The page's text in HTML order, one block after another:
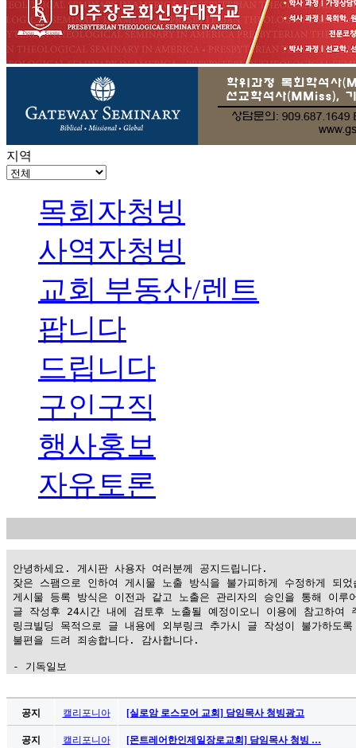
지역
목회자청빙
사역자청빙
교회 부동산/렌트
팝니다
드립니다
구인구직
행사홍보
자유토론
안녕하세요. 게시판 사용자 여러분께 공지드립니다.
잦은 스팸으로 인하여 게시물 노출 방식을 불가피하게 수정하게 되었
게시물 등록 방식은 이전과 같고 노출은 관리자의 승인을 통해 이루
글 작성후 24시간 내에 검토후 노출될 예정이오니 이용에 참고하여
링크빌딩 목적으로 글 내용에 외부링크 추가시 글 작성이 불가하도
불편을 드려 죄송합니다. 감사합니다.
- 기독일보
만
공지 캘리포니아 [실로암 로스모어 교회] 담임목사 청빙광고
공지 캘리포니아 [몬트레어한인제일장로교회] 담임목사 청빙 …